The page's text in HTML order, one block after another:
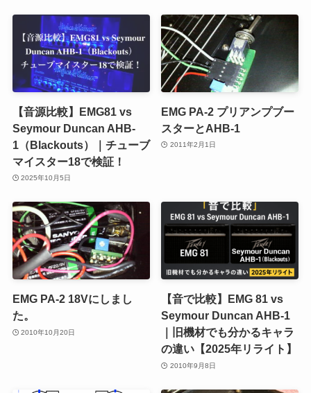
【音源比較】EMG81 vs
Seymour Duncan AHB-
1（Blackouts）｜チューブ
マイスター18で検証！
2025年10月5日
EMG PA-2 プリアンプブー
スターとAHB-1
2011年2月1日
EMG PA-2 18Vにしまし
た。
2010年10月20日
【音で比較】EMG 81 vs
Seymour Duncan AHB-1
｜旧機材でも分かるキャラ
の違い【2025年リライト】
2010年9月8日